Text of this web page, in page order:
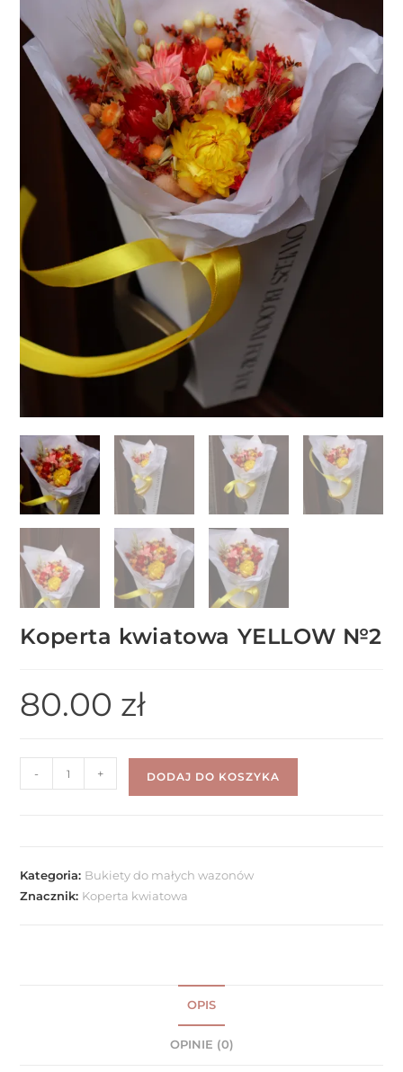
Koperta kwiatowa YELLOW №2
80.00 zł
- + DODAJ DO KOSZYKA
Kategoria: Bukiety do małych wazonów
Znacznik: Koperta kwiatowa
OPIS
OPINIE (0)